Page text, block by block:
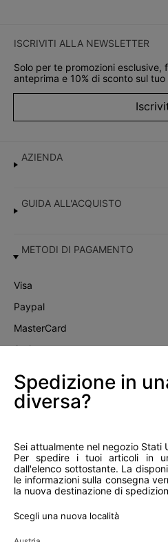
Spedizione in
diversa?
Sei attualmente nel negozio Stati
Per spedire i tuoi articoli in
dall'elenco sottostante. La
le informazioni sulla consegna
la nuova destinazione di
Scegli una nuova località
ISCRIVITI ALLA NEWSLETTER
Solo per te promozioni esclusive,
anteprima e 10% di sconto sul
AZIENDA
GUIDA ALL'ACQUISTO
METODI DI PAGAMENTO
Visa
Paypal
MasterCard
Satispay
Copyright 2026 all right reserved Nunalie -